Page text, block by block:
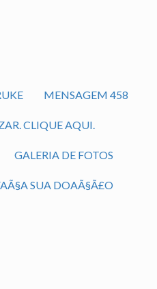
MENSAGEM 458
CLIQUE AQUI.
GALERIA DE FOTOS
SUA DOAÃ§Ã£O